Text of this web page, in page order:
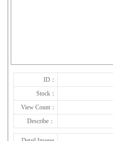
ID：
Stock：
View Count：
Describe：